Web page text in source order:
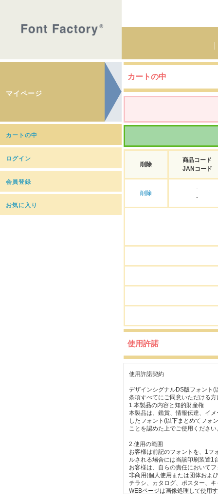
マイページ
カートの中
ログイン
会員登録
お気に入り
カートの中
削除
商品コード
JANコード
削除
-
-
使用許諾
使用許諾契約
デザインシグナルDS版フォント(
条項すべてにご同意いただける
1.本製品の内容と知的財産権
本製品は、鑑賞、情報伝達、イ
したフォント(以下まとめてフォ
ことを認めた上でご使用ください
2.使用の範囲
お客様は前記のフォントを、1フ
ルされる場合には当該印刷装置1
お客様は、自らの責任において
非商用(個人使用または団体およ
チラシ、カタログ、ポスター、
WEBページは画像処理して使用